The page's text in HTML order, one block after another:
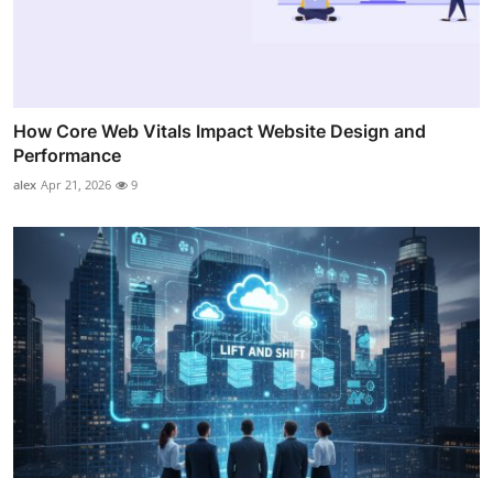
How Core Web Vitals Impact Website Design and
Performance
alex Apr 21, 2026 9